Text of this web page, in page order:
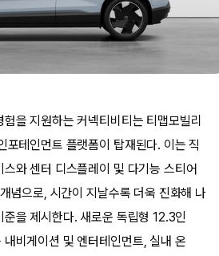
을 지원하는 커넥티비티는 티맵모빌리
포테인먼트 플랫폼이 탑재된다. 이는 직
와 센터 디스플레이 및 다기능 스티어
념으로, 시간이 지날수록 더욱 진화해 나
을 제시한다. 새로운 독립형 12.3인
비게이션 및 엔터테인먼트, 실내 온